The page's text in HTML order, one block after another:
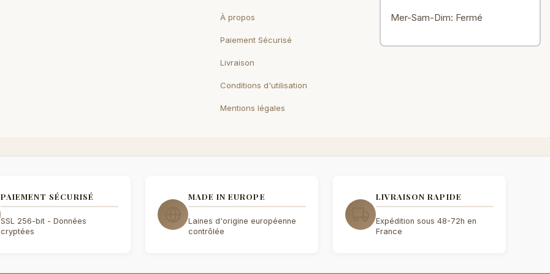
À propos
Paiement Sécurisé
Livraison
Conditions d'utilisation
Mentions légales
Mer-Sam-Dim: Fermé
PAIEMENT SÉCURISÉ
SSL 256-bit - Données
cryptées
MADE IN EUROPE
Laines d'origine européenne
contrôlée
LIVRAISON RAPIDE
Expédition sous 48-72h en
France